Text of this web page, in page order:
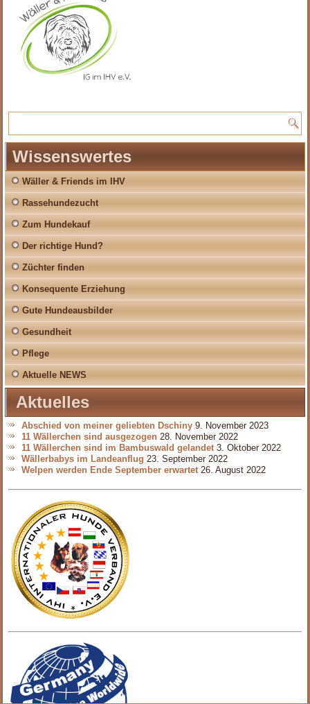
Wissenswertes
Wäller & Friends im IHV
Rassehundezucht
Zum Hundekauf
Der richtige Hund?
Züchter finden
Konsequente Erziehung
Gute Hundeausbilder
Gesundheit
Pflege
Aktuelle NEWS
Aktuelles
Abschied von meiner geliebten Dschiny 9. November 2023
11 Wällerchen sind ausgezogen 28. November 2022
11 Wällerchen sind im Bambuswald gelandet 3. Oktober 2022
Wällerbabys im Landeanflug 23. September 2022
Welpen werden Ende September erwartet 26. August 2022